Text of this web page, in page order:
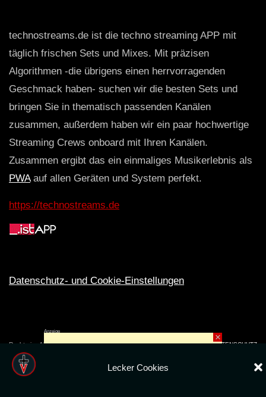
Lecker Cookies
technostreams.de ist die techno streaming APP mit
täglich frischen Sets und Mixes. Mit präzisen
Algorithmen -die übrigens einen herrvorragenden
Geschmack haben- suchen wir die besten Sets und
bringen Sie in thematisch passenden Kanälen
zusammen, außerdem haben wir ein paar hochwertige
Streaming Crews onboard mit Ihren Kanälen.
Zusammen ergibt das ein einmaliges Musikerlebnis als
PWAauf allen Geräten und System perfekt.
https://technostreams.de
Datenschutz- und Cookie-Einstellungen
Rechte ins All © 2024. Erstellt mitღfür die CLUBS und SZENE |Club.TV|DATENSCHUTZ
Anzeige
×